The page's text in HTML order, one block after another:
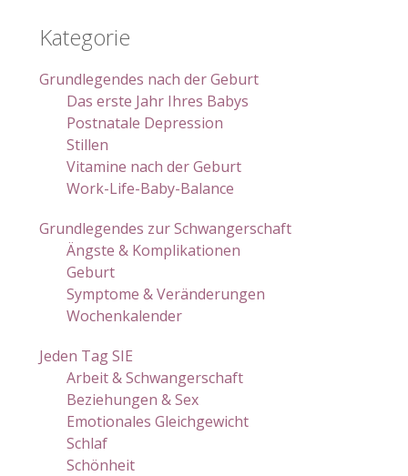
Kategorie
Grundlegendes nach der Geburt
Das erste Jahr Ihres Babys
Postnatale Depression
Stillen
Vitamine nach der Geburt
Work-Life-Baby-Balance
Grundlegendes zur Schwangerschaft
Ängste & Komplikationen
Geburt
Symptome & Veränderungen
Wochenkalender
Jeden Tag SIE
Arbeit & Schwangerschaft
Beziehungen & Sex
Emotionales Gleichgewicht
Schlaf
Schönheit